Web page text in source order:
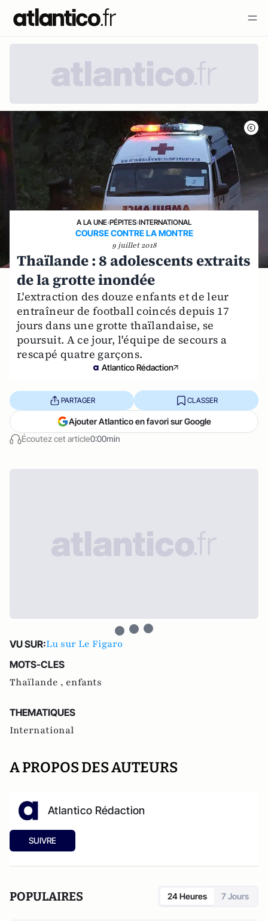
A LA UNE›PÉPITES›INTERNATIONAL
COURSE CONTRE LA MONTRE
9 juillet 2018
Thaïlande : 8 adolescents extraits
de la grotte inondée
L'extraction des douze enfants et de leur
entraîneur de football coincés depuis 17
jours dans une grotte thaïlandaise, se
poursuit. A ce jour, l'équipe de secours a
rescapé quatre garçons.
Atlantico Rédaction
Écoutez cet article0:00min
PARTAGER CLASSER
Ajouter Atlantico en favori sur Google
VU SUR:Lu sur Le Figaro
MOTS-CLES
Thaïlande , enfants
THEMATIQUES
International
A PROPOS DES AUTEURS
Atlantico Rédaction
SUIVRE
POPULAIRES 24 Heures 7 Jours